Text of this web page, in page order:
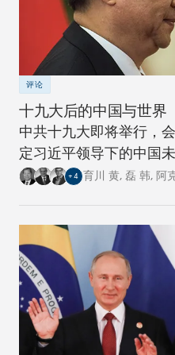
评论
十九大后的中国与世界
中共十九大即将举行，
定习近平领导下的中国
+4 育川 黄, 磊 韩, 阿